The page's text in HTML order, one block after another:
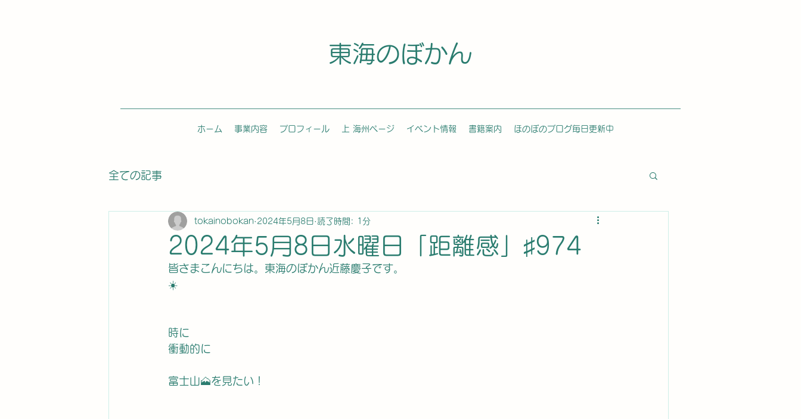
東海のぼかん
ホーム 事業内容 プロフィール 上 海州ページ イベント情報 書籍案内 ほのぼのブログ毎日更新中
全ての記事
2024年5月8日水曜日「距離感」♯974
tokainobokan 2024年5月8日 読了時間: 1分
皆さまこんにちは。東海のぼかん近藤慶子です。
☀️
時に
衝動的に
富士山🗻を見たい！